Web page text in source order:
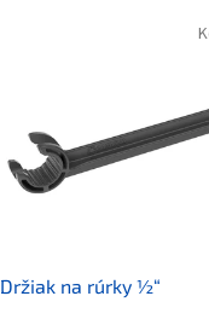
Držiak na rúrky ½“